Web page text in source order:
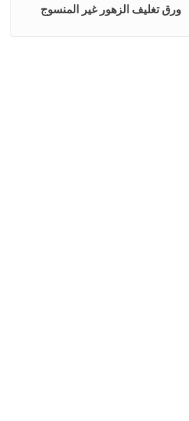
أوراق نهاية بيرم
ورق تغليف الزهور غير المنسوج